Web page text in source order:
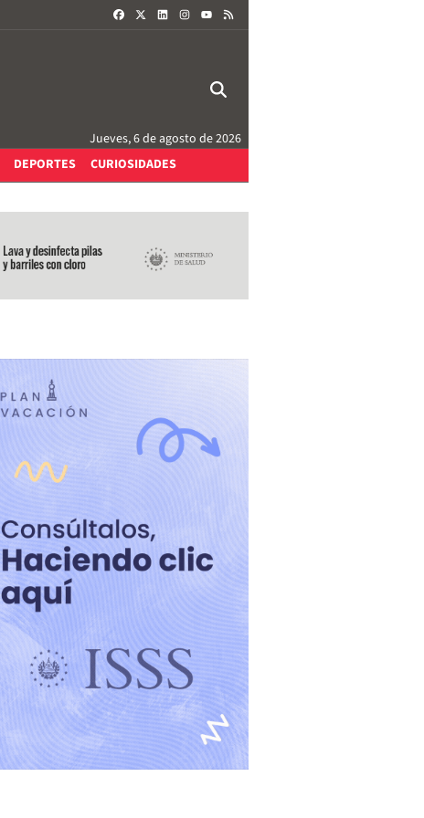
FACEBOOKLINKEDININSTAGRAM
Jueves, 6 de agosto de 2026
DEPORTES CURIOSIDADES